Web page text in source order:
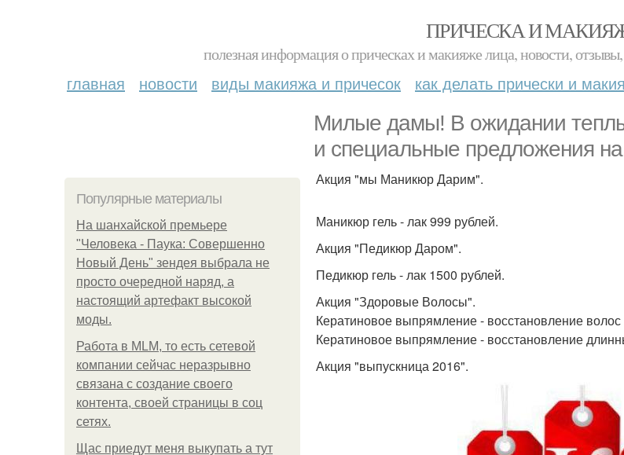
ПРИЧЕСКА И
полезная информация о прическах и макияже лица, новости,
главная новости виды макияжа и причесок как делать прически и
Милые дамы! В ожидании
и специальные предложения
Популярные материалы
На шанхайской премьере
"Человека - Паука: Совершенно
Новый День" зендея выбрала не
просто очередной наряд, а
настоящий артефакт высокой
моды.
Работа в MLM, то есть сетевой
компании сейчас неразрывно
связана с создание своего
контента, своей страницы в соц
сетях.
Щас приедут меня выкупать а тут
Акция "мы Маникюр Дарим".
Маникюр гель - лак 999 рублей.
Акция "Педикюр Даром".
Педикюр гель - лак 1500 рублей.
Акция "Здоровые Волосы".
Кератиновое выпрямление - восстановление
Кератиновое выпрямление - восстановление
Акция "выпускница 2016".